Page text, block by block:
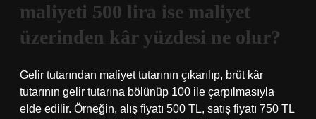
maliyeti 500 lira ise maliyet
üzerinden kâr yüzdesi ne olur?
Gelir tutarından maliyet tutarının çıkarılıp, brüt kâr
tutarının gelir tutarına bölünüp 100 ile çarpılmasıyla
elde edilir. Örneğin, alış fiyatı 500 TL, satış fiyatı 750 TL